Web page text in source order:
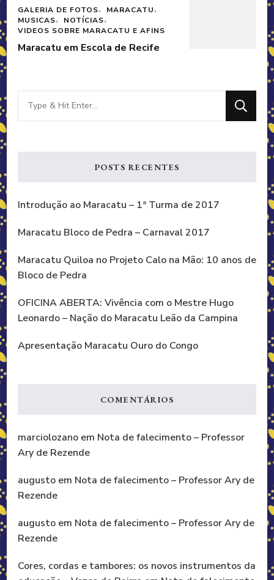
GALERIA DE FOTOS
MARACATU
MUSICAS
NOTÍCIAS
VIDEOS SOBRE MARACATU E AFINS
Maracatu em Escola de Recife
Looking
for
POSTS RECENTES
Introdução ao Maracatu – 1ª Turma de 2017
Maracatu Bloco de Pedra – Carnaval 2017
Maracatu Quiloa no Projeto Calo na Mão: 10 anos de
Bloco de Pedra
OFICINA ABERTA: Vivência com o Mestre Hugo
Leonardo – Nação do Maracatu Leão da Campina
Apresentação Maracatu Ouro do Congo
COMENTÁRIOS
marciolozano em Nota de falecimento – Professor
Ary de Rezende
augusto em Nota de falecimento – Professor Ary de
Rezende
augusto em Nota de falecimento – Professor Ary de
Rezende
Cores, cordas e tambores: os novos instrumentos da